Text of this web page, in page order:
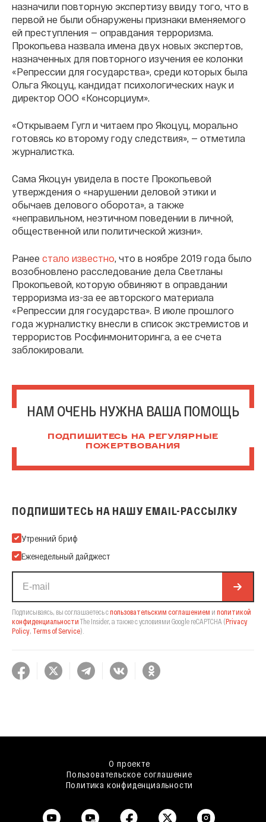
назначили повторную экспертизу ввиду того, что в
первой не были обнаружены признаки вменяемого
ей преступления — оправдания терроризма.
Прокопьева назвала имена двух новых экспертов,
назначенных для повторного изучения ее колонки
«Репрессии для государства», среди которых была
Ольга Якоцуц, кандидат психологических наук и
директор ООО «Консорциум».
«Открываем Гугл и читаем про Якоцуц, морально
готовясь ко второму году следствия», — отметила
журналистка.
Сама Якоцун увидела в посте Прокопьевой
утверждения о «нарушении деловой этики и
обычаев делового оборота», а также
«неправильном, неэтичном поведении в личной,
общественной или политической жизни».
Ранее стало известно, что в ноябре 2019 года было
возобновлено расследование дела Светланы
Прокопьевой, которую обвиняют в оправдании
терроризма из-за ее авторского материала
«Репрессии для государства». В июле прошлого
года журналистку внесли в список экстремистов и
террористов Росфинмониторинга, а ее счета
заблокировали.
НАМ ОЧЕНЬ НУЖНА ВАША ПОМОЩЬ
ПОДПИШИТЕСЬ НА РЕГУЛЯРНЫЕ
ПОЖЕРТВОВАНИЯ
ПОДПИШИТЕСЬ НА НАШУ EMAIL-РАССЫЛКУ
Подпишитесь на нашу Email-рассылку
Утренний бриф
Еженедельный дайджест
Подписываясь, вы соглашаетесь спользовательским соглашением и политикой
конфиденциальности The Insider, а также с условиями Google reCAPTCHA (Privacy
Policy, Terms of Service).
О проекте
Пользовательское соглашение
Политика конфиденциальности